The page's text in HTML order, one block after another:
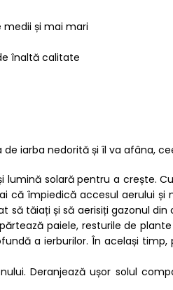
și mai mari
înaltă calitate
iarba nedorită și îl va afâna,
lumină solară pentru a
împiedică accesul aerului
să tăiați și să aerisiți gazonul
paiele, resturile de
a ierburilor. În același
Deranjează ușor solul